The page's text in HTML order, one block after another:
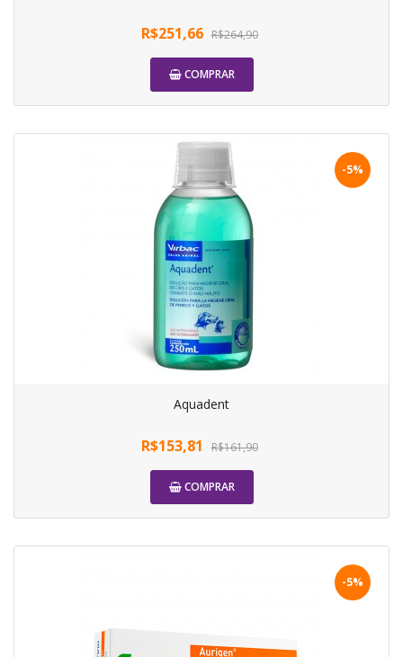
R$251,66 R$264,90
COMPRAR
-5%
Aquadent
R$153,81 R$161,90
COMPRAR
-5%